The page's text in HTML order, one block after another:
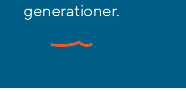
generationer.